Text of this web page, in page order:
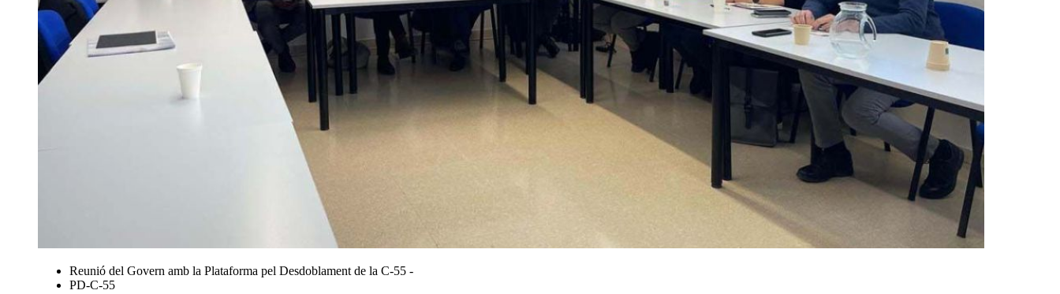
Reunió del Govern amb la Plataforma pel Desdoblament de la C-55 -
PD-C-55